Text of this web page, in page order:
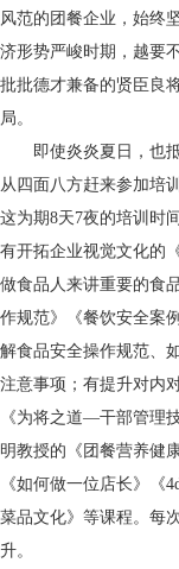
风范的团餐企业，始终
济形势严峻时期，越要
批批德才兼备的贤臣良
局。
即使炎炎夏日，也
从四面八方赶来参加培
这为期8天7夜的培训时
有开拓企业视觉文化的
做食品人来讲重要的食
作规范》《餐饮安全案
解食品安全操作规范、
注意事项；有提升对内
《为将之道—干部管理
明教授的《团餐营养健
《如何做一位店长》《
菜品文化》等课程。每
升。